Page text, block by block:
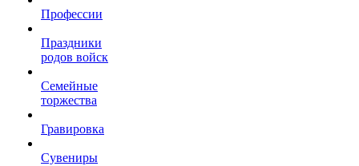
Профессии
Праздники
родов войск
Семейные
торжества
Гравировка
Сувениры